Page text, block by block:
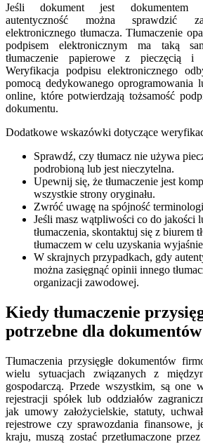
Jeśli dokument jest dokumentem
autentyczność można sprawdzić
elektronicznego tłumacza. Tłumaczenie
podpisem elektronicznym ma taką
tłumaczenie papierowe z pieczęcią i
Weryfikacja podpisu elektronicznego
pomocą dedykowanego oprogramowania
online, które potwierdzają tożsamość
dokumentu.
Dodatkowe wskazówki dotyczące
Sprawdź, czy tłumacz nie używa
podrobioną lub jest nieczytelna.
Upewnij się, że tłumaczenie jest
wszystkie strony oryginału.
Zwróć uwagę na spójność
Jeśli masz wątpliwości co do jakości
tłumaczenia, skontaktuj się z biurem
tłumaczem w celu uzyskania
W skrajnych przypadkach, gdy
można zasięgnąć opinii innego
organizacji zawodowej.
Kiedy tłumaczenie
potrzebne dla
Tłumaczenia przysięgłe dokumentów
wielu sytuacjach związanych z
gospodarczą. Przede wszystkim, są one
rejestracji spółek lub oddziałów
jak umowy założycielskie, statuty,
rejestrowe czy sprawozdania finansowe,
kraju, muszą zostać przetłumaczone przez